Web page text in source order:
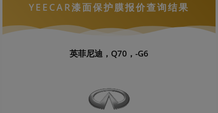
YEECAR漆面保护膜报价查询结果
英菲尼迪，Q70，-G6